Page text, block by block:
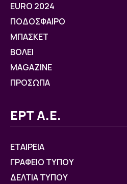
EURO 2024
ΠΟΔΟΣΦΑΙΡΟ
ΜΠΑΣΚΕΤ
ΒOΛΕΙ
MAGAZINE
ΠΡΟΣΩΠΑ
ΕΡΤ Α.Ε.
ΕΤΑΙΡΕΙΑ
ΓΡΑΦΕΙΟ ΤΥΠΟΥ
ΔΕΛΤΙΑ ΤΥΠΟΥ